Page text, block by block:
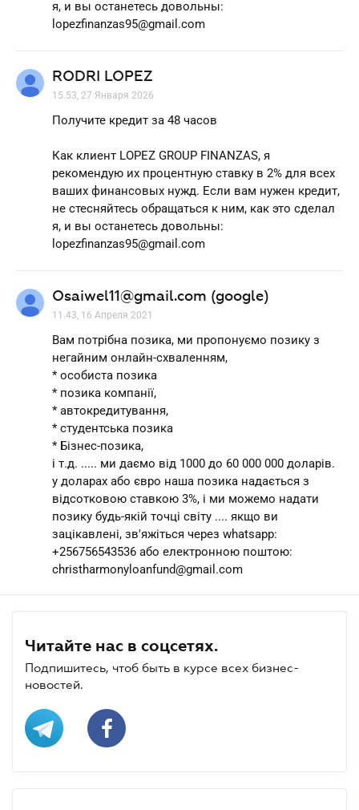
я, и вы останетесь довольны:
lopezfinanzas95@gmail.com
RODRI LOPEZ
15.53, 27 Января 2026
Получите кредит за 48 часов
Как клиент LOPEZ GROUP FINANZAS, я
рекомендую их процентную ставку в 2% для всех
ваших финансовых нужд. Если вам нужен кредит,
не стесняйтесь обращаться к ним, как это сделал
я, и вы останетесь довольны:
lopezfinanzas95@gmail.com
Osaiwel11@gmail.com (google)
11.43, 16 Апреля 2021
Вам потрібна позика, ми пропонуємо позику з
негайним онлайн-схваленням,
* особиста позика
* позика компанії,
* автокредитування,
* студентська позика
* Бізнес-позика,
і т.д. ..... ми даємо від 1000 до 60 000 000 доларів.
у доларах або євро наша позика надається з
відсотковою ставкою 3%, і ми можемо надати
позику будь-якій точці світу .... якщо ви
зацікавлені, зв'яжіться через whatsapp:
+256756543536 або електронною поштою:
christharmonyloanfund@gmail.com
Читайте нас в соцсетях.
Подпишитесь, чтоб быть в курсе всех бизнес-
новостей.